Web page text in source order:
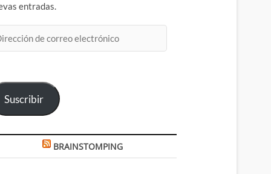
entradas.
Suscribir
BRAINSTOMPING